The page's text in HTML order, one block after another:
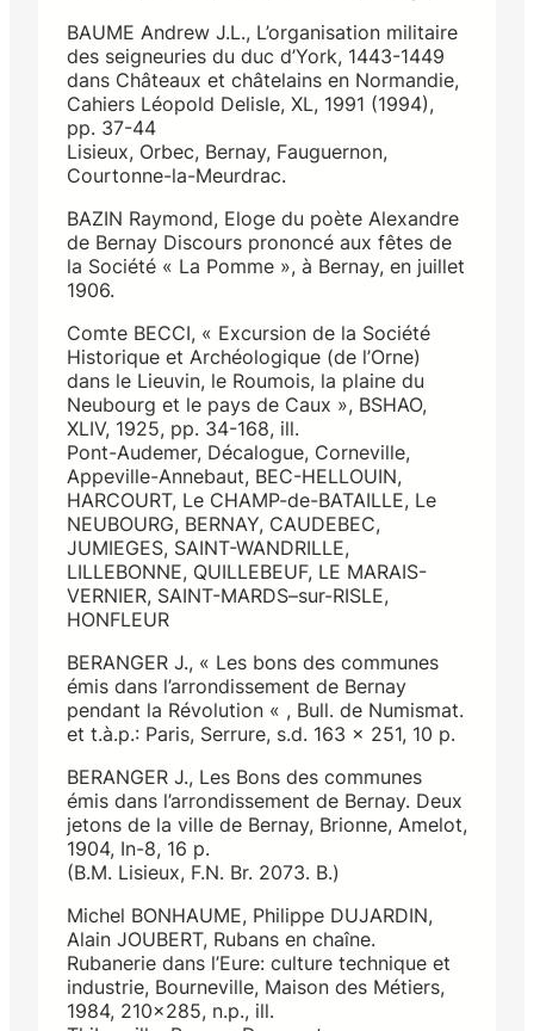
BAUME Andrew J.L., L’organisation militaire
des seigneuries du duc d’York, 1443-1449
dans Châteaux et châtelains en Normandie,
Cahiers Léopold Delisle, XL, 1991 (1994),
pp. 37-44
Lisieux, Orbec, Bernay, Fauguernon,
Courtonne-la-Meurdrac.
BAZIN Raymond, Eloge du poète Alexandre
de Bernay Discours prononcé aux fêtes de
la Société « La Pomme », à Bernay, en juillet
1906.
Comte BECCI, « Excursion de la Société
Historique et Archéologique (de l’Orne)
dans le Lieuvin, le Roumois, la plaine du
Neubourg et le pays de Caux », BSHAO,
XLIV, 1925, pp. 34-168, ill.
Pont-Audemer, Décalogue, Corneville,
Appeville-Annebaut, BEC-HELLOUIN,
HARCOURT, Le CHAMP-de-BATAILLE, Le
NEUBOURG, BERNAY, CAUDEBEC,
JUMIEGES, SAINT-WANDRILLE,
LILLEBONNE, QUILLEBEUF, LE MARAIS-
VERNIER, SAINT-MARDS–sur-RISLE,
HONFLEUR
BERANGER J., « Les bons des communes
émis dans l’arrondissement de Bernay
pendant la Révolution « , Bull. de Numismat.
et t.à.p.: Paris, Serrure, s.d. 163 x 251, 10 p.
BERANGER J., Les Bons des communes
émis dans l’arrondissement de Bernay. Deux
jetons de la ville de Bernay, Brionne, Amelot,
1904, In-8, 16 p.
(B.M. Lisieux, F.N. Br. 2073. B.)
Michel BONHAUME, Philippe DUJARDIN,
Alain JOUBERT, Rubans en chaîne.
Rubanerie dans l’Eure: culture technique et
industrie, Bourneville, Maison des Métiers,
1984, 210×285, n.p., ill.